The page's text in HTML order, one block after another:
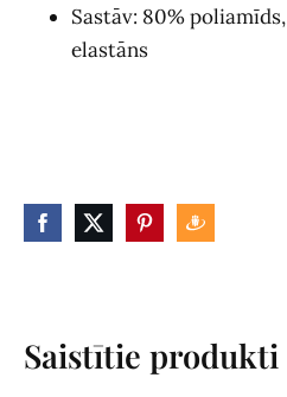
Sastāv: 80%
elastāns
Saistītie produkti